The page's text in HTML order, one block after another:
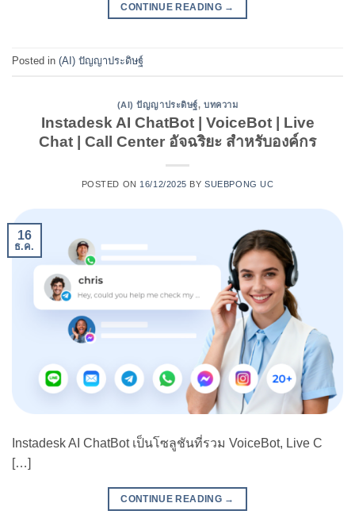
CONTINUE READING →
Posted in (AI) ปัญญาประดิษฐ์
(AI) ปัญญาประดิษฐ์,บทความ
Instadesk AI ChatBot | VoiceBot | Live
Chat | Call Center อัจฉริยะ สำหรับองค์กร
POSTED ON 16/12/2025 BYSUEBPONG UC
16
ธ.ค.
Instadesk AI ChatBot เป็นโซลูชันที่รวม VoiceBot, Live C
[…]
CONTINUE READING →